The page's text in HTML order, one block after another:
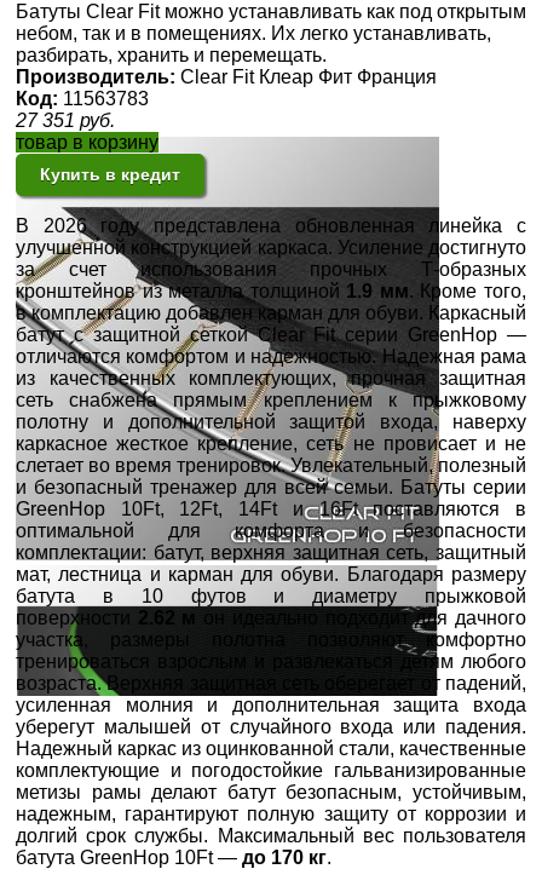
Батуты Clear Fit можно устанавливать как под открытым
небом, так и в помещениях. Их легко устанавливать,
разбирать, хранить и перемещать.
Производитель: Clear Fit Клеар Фит Франция
Код: 11563783
27 351 руб.
товар в корзину
Купить в кредит
В 2026 году представлена обновленная линейка с
улучшенной конструкцией каркаса. Усиление достигнуто
за счет использования прочных Т-образных
кронштейнов из металла толщиной 1.9 мм. Кроме того,
в комплектацию добавлен карман для обуви. Каркасный
батут с защитной сеткой Clear Fit серии GreenHop —
отличаются комфортом и надежностью. Надежная рама
из качественных комплектующих, прочная защитная
сеть снабжена прямым креплением к прыжковому
полотну и дополнительной защитой входа, наверху
каркасное жесткое крепление, сеть не провисает и не
слетает во время тренировок. Увлекательный, полезный
и безопасный тренажер для всей семьи. Батуты серии
GreenHop 10Ft, 12Ft, 14Ft и 16Ft поставляются в
оптимальной для комфорта и безопасности
комплектации: батут, верхняя защитная сеть, защитный
мат, лестница и карман для обуви. Благодаря размеру
батута в 10 футов и диаметру прыжковой
поверхности 2.62 м он идеально подходит для дачного
участка, размеры полотна позволяют комфортно
тренироваться взрослым и развлекаться детям любого
возраста. Верхняя защитная сеть оберегает от падений,
усиленная молния и дополнительная защита входа
уберегут малышей от случайного входа или падения.
Надежный каркас из оцинкованной стали, качественные
комплектующие и погодостойкие гальванизированные
метизы рамы делают батут безопасным, устойчивым,
надежным, гарантируют полную защиту от коррозии и
долгий срок службы. Максимальный вес пользователя
батута GreenHop 10Ft — до 170 кг.